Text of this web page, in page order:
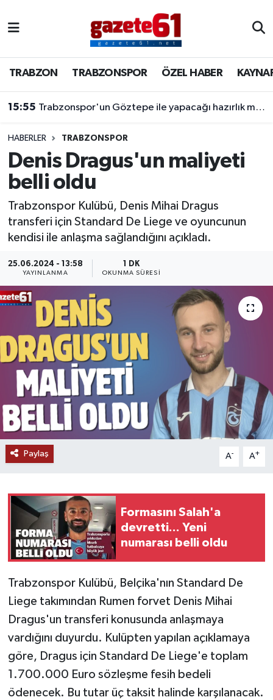
TRABZON TRABZONSPOR ÖZEL HABER
15:55 Trabzonspor'un Göztepe ile yapacağı hazırlık maçının kamp kadrosu belli oldu.
HABERLER TRABZONSPOR
Denis Dragus'un maliyeti
belli oldu
Trabzonspor Kulübü, Denis Mihai Dragus
transferi için Standard De Liege ve oyuncunun
kendisi ile anlaşma sağlandığını açıkladı.
25.06.2024 - 13:58
YAYINLANMA
1 DK
OKUNMA SÜRESI
Paylaş A- A+
Formasını Salah'a
devretti... Yeni
numarası belli oldu
Trabzonspor Kulübü, Belçika'nın Standard De
Liege takımından Rumen forvet Denis Mihai
Dragus'un transferi konusunda anlaşmaya
vardığını duyurdu. Kulüpten yapılan açıklamaya
göre, Dragus için Standard De Liege'e toplam
1.700.000 Euro sözleşme fesih bedeli
ödenecek. Bu tutar üç taksit halinde karşılanacak.
TRABZONSPOR
ÖZEL HABER
KAYNAR KAZAN
SİYASET
GÜNDEM
Trabzon Nöbetçi Eczaneler
Trabzon Hava Durumu
Trabzon Namaz Vakitleri
Trabzon Trafik Yoğunluk Haritası
Süper Lig Puan Durumu ve Fikstür
Tüm Manşetler
Son Dakika Haberleri
Haber Arşivi